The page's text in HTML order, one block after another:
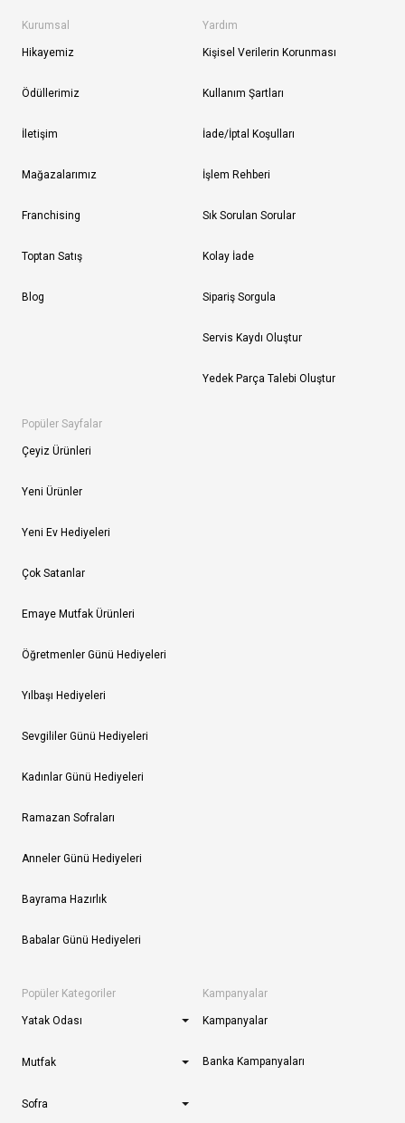
Kurumsal
Hikayemiz
Ödüllerimiz
İletişim
Mağazalarımız
Franchising
Toptan Satış
Blog
Yardım
Kişisel Verilerin Korunması
Kullanım Şartları
İade/İptal Koşulları
İşlem Rehberi
Sık Sorulan Sorular
Kolay İade
Sipariş Sorgula
Servis Kaydı Oluştur
Yedek Parça Talebi Oluştur
Popüler Sayfalar
Çeyiz Ürünleri
Yeni Ürünler
Yeni Ev Hediyeleri
Çok Satanlar
Emaye Mutfak Ürünleri
Öğretmenler Günü Hediyeleri
Yılbaşı Hediyeleri
Sevgililer Günü Hediyeleri
Kadınlar Günü Hediyeleri
Ramazan Sofraları
Anneler Günü Hediyeleri
Bayrama Hazırlık
Babalar Günü Hediyeleri
Popüler Kategoriler
Yatak Odası
Mutfak
Sofra
Kampanyalar
Kampanyalar
Banka Kampanyaları